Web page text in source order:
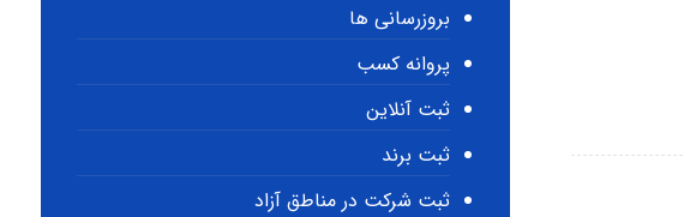
بروزرسانی ها
پروانه کسب
ثبت آنلاین
ثبت برند
ثبت شرکت در مناطق آزاد